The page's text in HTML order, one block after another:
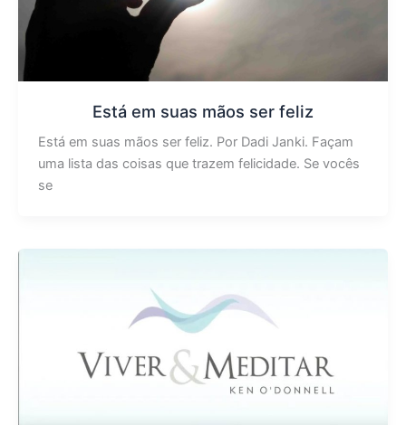
Está em suas mãos ser feliz
Está em suas mãos ser feliz. Por Dadi Janki. Façam
uma lista das coisas que trazem felicidade. Se vocês
se